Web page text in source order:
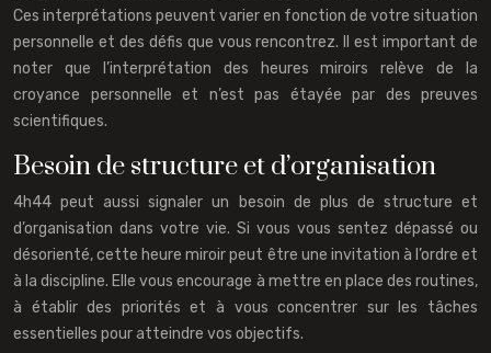
Ces interprétations peuvent varier en fonction de votre situation
personnelle et des défis que vous rencontrez. Il est important de
noter que l’interprétation des heures miroirs relève de la
croyance personnelle et n’est pas étayée par des preuves
scientifiques.
Besoin de structure et d’organisation
4h44 peut aussi signaler un besoin de plus de structure et
d’organisation dans votre vie. Si vous vous sentez dépassé ou
désorienté, cette heure miroir peut être une invitation à l’ordre et
à la discipline. Elle vous encourage à mettre en place des routines,
à établir des priorités et à vous concentrer sur les tâches
essentielles pour atteindre vos objectifs.